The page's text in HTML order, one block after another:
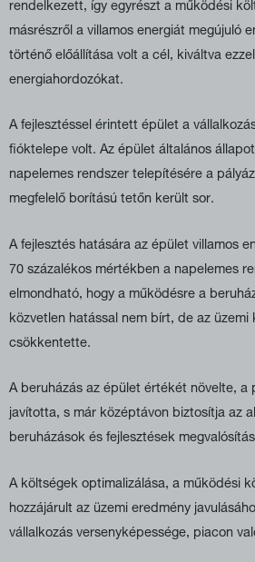
rendelkezett, így egyrészt a működési
másrészről a villamos energiát megújuló
történő előállítása volt a cél, kiváltva
energiahordozókat.
A fejlesztéssel érintett épület a
fióktelepe volt. Az épület általános
napelemes rendszer telepítésére a
megfelelő borítású tetőn került sor.
A fejlesztés hatására az épület villamos
70 százalékos mértékben a napelemes
elmondható, hogy a működésre a
közvetlen hatással nem bírt, de az üzemi
csökkentette.
A beruházás az épület értékét növelte, a
javította, s már középtávon biztosítja az
beruházások és fejlesztések
A költségek optimalizálása, a működési
hozzájárult az üzemi eredmény
vállalkozás versenyképessége, piacon